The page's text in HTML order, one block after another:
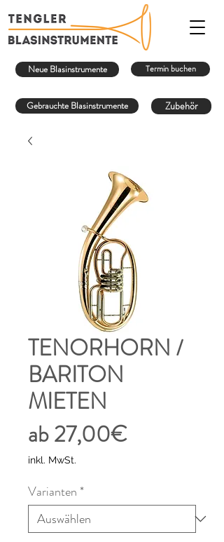
Gebrauchte Blasinstrumente Zubehör
Termin buchen
Neue Blasinstrumente
TENORHORN /
BARITON
MIETEN
ab27,00€
inkl. MwSt.
Varianten *